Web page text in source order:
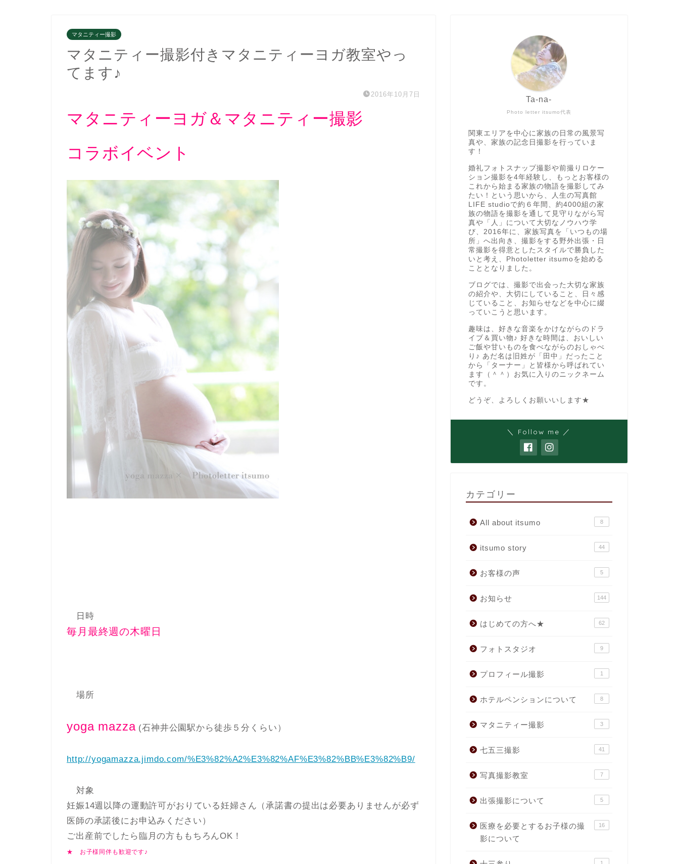
マタニティー撮影
マタニティー撮影付きマタニティーヨガ教室やっ
てます♪
2016年10月7日
マタニティーヨガ＆マタニティー撮影
コラボイベント
日時
毎月最終週の木曜日
場所
yoga mazza(石神井公園駅から徒歩５分くらい）
http://yogamazza.jimdo.com/%E3%82%A2%E3%82%AF%E3%82%BB%E3%82%B9/
対象
妊娠14週以降の運動許可がおりている妊婦さん（承諾書の提出は必要ありませんが必ず
医師の承諾後にお申込みください）
ご出産前でしたら臨月の方ももちろんOK！
★ お子様同伴も歓迎です♪
Photo letter itsumo代表
Ta-na-
関東エリアを中心に家族の日常の風景写
真や、家族の記念日撮影を行っていま
す！
婚礼フォトスナップ撮影や前撮りロケー
ション撮影を4年経験し、もっとお客様の
これから始まる家族の物語を撮影してみ
たい！という思いから、人生の写真館
LIFE studioで約６年間、約4000組の家
族の物語を撮影を通して見守りながら写
真や「人」について大切なノウハウ学
び、2016年に、家族写真を「いつもの場
所」へ出向き、撮影をする野外出張・日
常撮影を得意としたスタイルで勝負した
いと考え、Photoletter itsumoを始める
こととなりました。
ブログでは、撮影で出会った大切な家族
の紹介や、大切にしていること、日々感
じていること、お知らせなどを中心に綴
っていこうと思います。
趣味は、好きな音楽をかけながらのドラ
イブ＆買い物♪ 好きな時間は、おいしい
ご飯や甘いものを食べながらのおしゃべ
り♪ あだ名は旧姓が「田中」だったこと
から「ターナー」と皆様から呼ばれてい
ます（＾＾）お気に入りのニックネーム
です。
どうぞ、よろしくお願いいします★
＼ Follow me ／
カテゴリー
All about itsumo 8
itsumo story 44
お客様の声 5
お知らせ 144
はじめての方へ★ 62
フォトスタジオ 9
プロフィール撮影 1
ホテルペンションについて 8
マタニティー撮影 3
七五三撮影 41
写真撮影教室 7
出張撮影について 5
医療を必要とするお子様の撮
影について
16